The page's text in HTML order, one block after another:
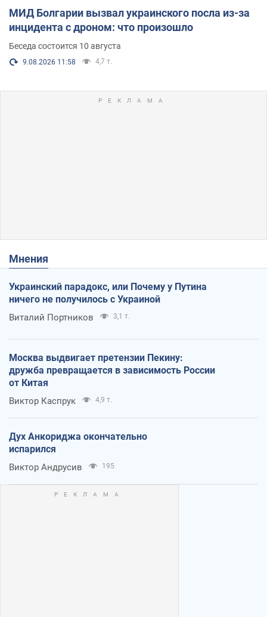
МИД Болгарии вызвал украинского посла из-за
инцидента с дроном: что произошло
Беседа состоится 10 августа
9.08.2026 11:58 4,7 т.
Мнения
Украинский парадокс, или Почему у Путина
ничего не получилось с Украиной
Виталий Портников 3,1 т.
Москва выдвигает претензии Пекину:
дружба превращается в зависимость России
от Китая
Виктор Каспрук 4,9 т.
Дух Анкориджа окончательно
испарился
Виктор Андрусив 195